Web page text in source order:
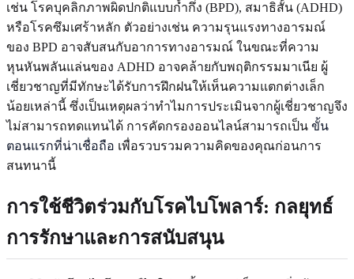
เช่น โรคบุคลิกภาพผิดปกติแบบก้ำกึ่ง (BPD), สมาธิสั้น (ADHD)
หรือโรคซึมเศร้าหลัก ตัวอย่างเช่น ความรุนแรงทางอารมณ์
ของ BPD อาจสับสนกับอาการทางอารมณ์ ในขณะที่ความ
หุนหันพลันแล่นของ ADHD อาจคล้ายกับพฤติกรรมมาเนีย ผู้
เชี่ยวชาญที่มีทักษะได้รับการฝึกฝนให้เห็นความแตกต่างเล็ก
น้อยเหล่านี้ ซึ่งเป็นเหตุผลว่าทำไมการประเมินจากผู้เชี่ยวชาญจึง
ไม่สามารถทดแทนได้ การคัดกรองออนไลน์สามารถเป็น ขั้น
ตอนแรกที่น่าเชื่อถือ เพื่อรวบรวมความคิดของคุณก่อนการ
สนทนานี้
การใช้ชีวิตร่วมกับโรคไบโพลาร์: กลยุทธ์
การรักษาและการสนับสนุน